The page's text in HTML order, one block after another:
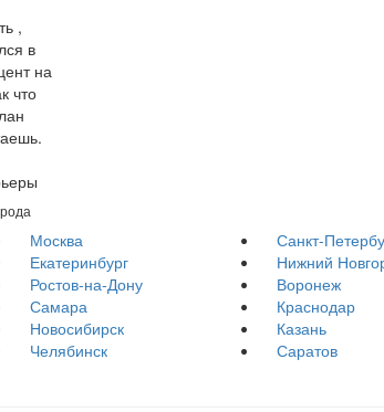
,
в
на
что
Москва
Санкт-
Екатеринбург
Нижний
Ростов-на-Дону
Воронеж
Самара
Краснодар
Новосибирск
Казань
Челябинск
Саратов